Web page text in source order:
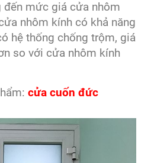
đến mức giá cửa nhôm
nhôm kính có khả năng
hệ thống chống trộm, giá
so với cửa nhôm kính
cửa cuốn đức